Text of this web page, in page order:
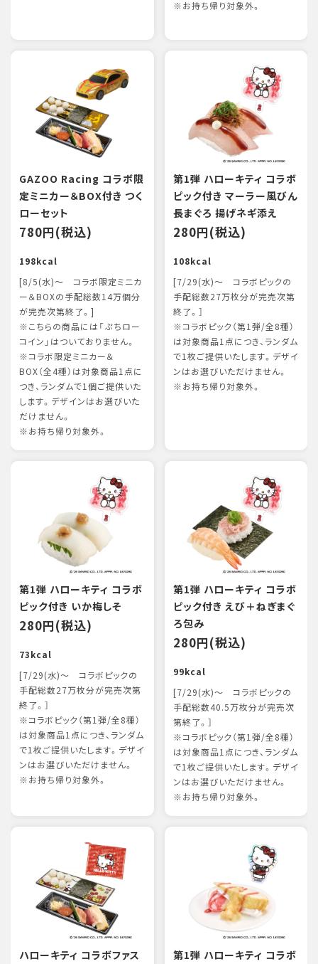
※お持ち帰り対象外。
GAZOO Racing コラボ限
定ミニカー＆BOX付き つく
ローセット
780円(税込)
198kcal
[8/5(水)～ コラボ限定ミニカ
ー＆BOXの手配総数14万個分
が完売次第終了。]
※こちらの商品には「ぷちロー
コイン」はついておりません。
※コラボ限定ミニカー＆
BOX（全4種）は対象商品1点に
つき、ランダムで1個ご提供いた
します。デザインはお選びいた
だけません。
※お持ち帰り対象外。
第1弾 ハローキティ コラボ
ピック付き マーラー風びん
長まぐろ 揚げネギ添え
280円(税込)
108kcal
[7/29(水)～ コラボピックの
手配総数27万枚分が完売次第
終了。］
※コラボピック（第1弾/全8種）
は対象商品1点につき、ランダム
で1枚ご提供いたします。デザイ
ンはお選びいただけません。
※お持ち帰り対象外。
第1弾 ハローキティ コラボ
ピック付き いか梅しそ
280円(税込)
73kcal
[7/29(水)～ コラボピックの
手配総数27万枚分が完売次第
終了。］
※コラボピック（第1弾/全8種）
は対象商品1点につき、ランダム
で1枚ご提供いたします。デザイ
ンはお選びいただけません。
※お持ち帰り対象外。
第1弾 ハローキティ コラボ
ピック付き えび＋ねぎまぐ
ろ包み
280円(税込)
99kcal
[7/29(水)～ コラボピックの
手配総数40.5万枚分が完売次
第終了。］
※コラボピック（第1弾/全8種）
は対象商品1点につき、ランダム
で1枚ご提供いたします。デザイ
ンはお選びいただけません。
※お持ち帰り対象外。
ハローキティ コラボファス
第1弾 ハローキティ コラボ